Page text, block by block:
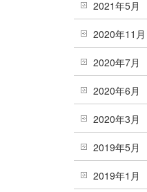
2021年5月
2020年11月
2020年7月
2020年6月
2020年3月
2019年5月
2019年1月